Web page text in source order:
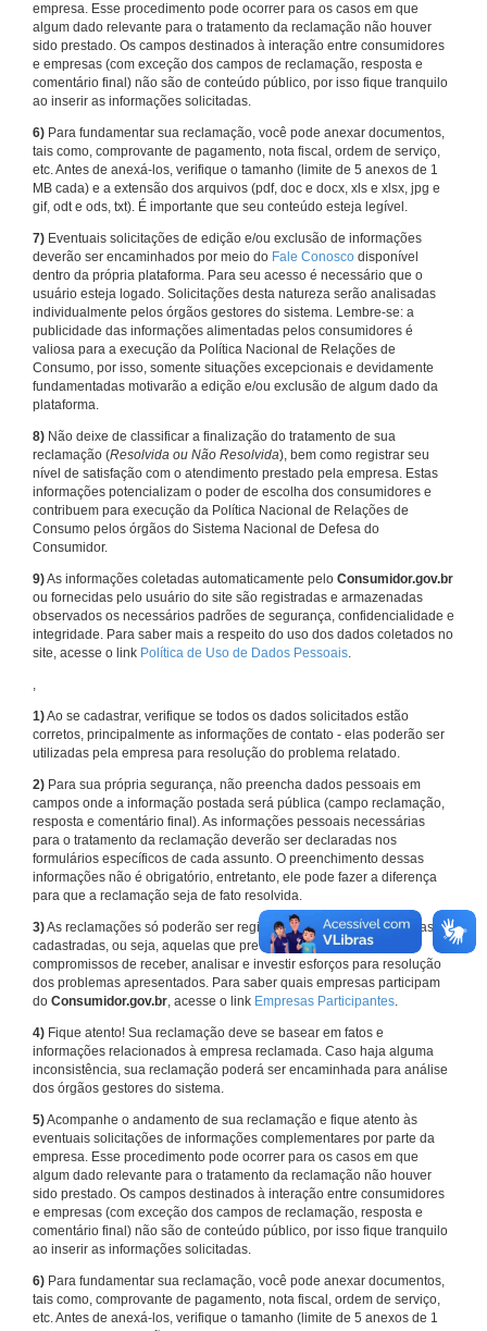
empresa. Esse procedimento pode ocorrer para os casos em que
algum dado relevante para o tratamento da reclamação não houver
sido prestado. Os campos destinados à interação entre consumidores
e empresas (com exceção dos campos de reclamação, resposta e
comentário final) não são de conteúdo público, por isso fique tranquilo
ao inserir as informações solicitadas.
6) Para fundamentar sua reclamação, você pode anexar documentos,
tais como, comprovante de pagamento, nota fiscal, ordem de serviço,
etc. Antes de anexá-los, verifique o tamanho (limite de 5 anexos de 1
MB cada) e a extensão dos arquivos (pdf, doc e docx, xls e xlsx, jpg e
gif, odt e ods, txt). É importante que seu conteúdo esteja legível.
7) Eventuais solicitações de edição e/ou exclusão de informações
deverão ser encaminhados por meio do Fale Conosco disponível
dentro da própria plataforma. Para seu acesso é necessário que o
usuário esteja logado. Solicitações desta natureza serão analisadas
individualmente pelos órgãos gestores do sistema. Lembre-se: a
publicidade das informações alimentadas pelos consumidores é
valiosa para a execução da Política Nacional de Relações de
Consumo, por isso, somente situações excepcionais e devidamente
fundamentadas motivarão a edição e/ou exclusão de algum dado da
plataforma.
8) Não deixe de classificar a finalização do tratamento de sua
reclamação (Resolvida ou Não Resolvida), bem como registrar seu
nível de satisfação com o atendimento prestado pela empresa. Estas
informações potencializam o poder de escolha dos consumidores e
contribuem para execução da Política Nacional de Relações de
Consumo pelos órgãos do Sistema Nacional de Defesa do
Consumidor.
9)As informações coletadas automaticamente pelo Consumidor.gov.br
ou fornecidas pelo usuário do site são registradas e armazenadas
observados os necessários padrões de segurança, confidencialidade e
integridade. Para saber mais a respeito do uso dos dados coletados no
site, acesse o link Política de Uso de Dados Pessoais.
,
1)Ao se cadastrar, verifique se todos os dados solicitados estão
corretos, principalmente as informações de contato - elas poderão ser
utilizadas pela empresa para resolução do problema relatado.
2) Para sua própria segurança, não preencha dados pessoais em
campos onde a informação postada será pública (campo reclamação,
resposta e comentário final). As informações pessoais necessárias
para o tratamento da reclamação deverão ser declaradas nos
formulários específicos de cada assunto. O preenchimento dessas
informações não é obrigatório, entretanto, ele pode fazer a diferença
para que a reclamação seja de fato resolvida.
3)As reclamações só poderão ser registradas em face de empresas
cadastradas, ou seja, aquelas que previamente assumiram
compromissos de receber, analisar e investir esforços para resolução
dos problemas apresentados. Para saber quais empresas participam
do Consumidor.gov.br, acesse o link Empresas Participantes.
4) Fique atento! Sua reclamação deve se basear em fatos e
informações relacionados à empresa reclamada. Caso haja alguma
inconsistência, sua reclamação poderá ser encaminhada para análise
dos órgãos gestores do sistema.
5)Acompanhe o andamento de sua reclamação e fique atento às
eventuais solicitações de informações complementares por parte da
empresa. Esse procedimento pode ocorrer para os casos em que
algum dado relevante para o tratamento da reclamação não houver
sido prestado. Os campos destinados à interação entre consumidores
e empresas (com exceção dos campos de reclamação, resposta e
comentário final) não são de conteúdo público, por isso fique tranquilo
ao inserir as informações solicitadas.
6) Para fundamentar sua reclamação, você pode anexar documentos,
tais como, comprovante de pagamento, nota fiscal, ordem de serviço,
etc. Antes de anexá-los, verifique o tamanho (limite de 5 anexos de 1